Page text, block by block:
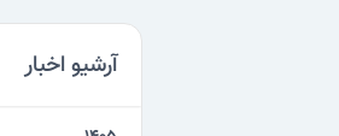
آرشیو اخبار